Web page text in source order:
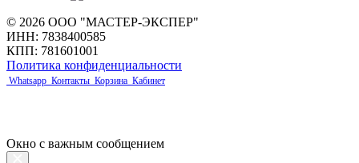
© 2026 ООО "МАСТЕР-ЭКСПЕР"
ИНН: 7838400585
КПП: 781601001
Политика конфиденциальности
Whatsapp Контакты Корзина Кабинет
Окно с важным сообщением